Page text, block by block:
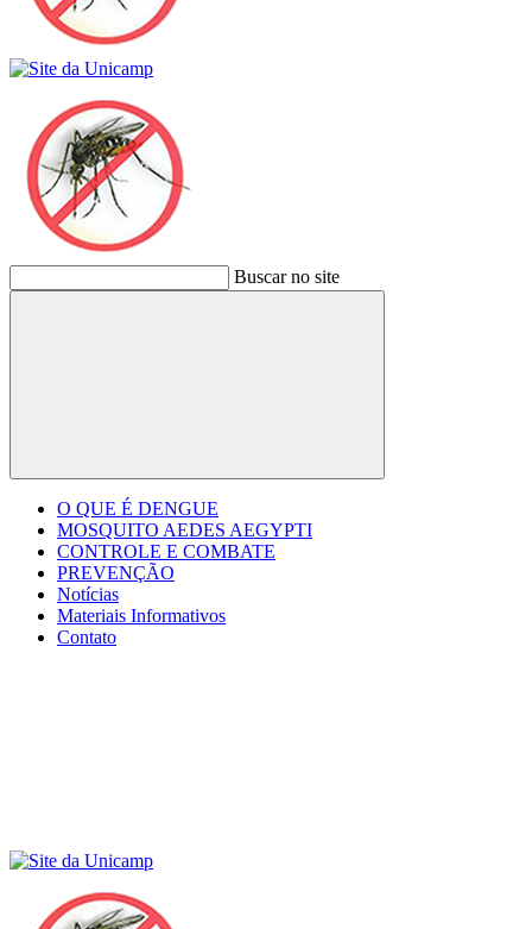
Buscar no site
Buscar
O QUE É DENGUE
MOSQUITO AEDES AEGYPTI
CONTROLE E COMBATE
PREVENÇÃO
Notícias
Materiais Informativos
Contato